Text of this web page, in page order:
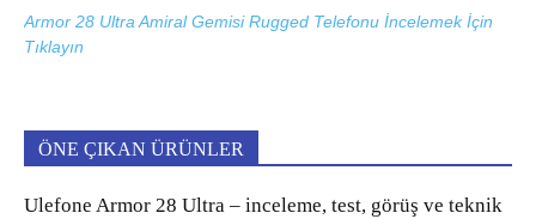
Armor 28 Ultra Amiral Gemisi Rugged Telefonu İncelemek İçin
Tıklayın
ÖNE ÇIKAN ÜRÜNLER
Ulefone Armor 28 Ultra – inceleme, test, görüş ve teknik